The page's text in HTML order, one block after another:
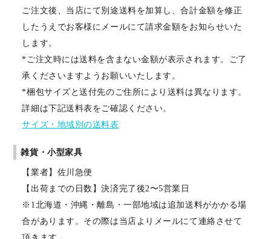
ご注文後、当店にて別途送料を加算し、合計金額を修正
したうえでお客様にメールにて請求金額をお知らせいた
します。
*ご注文時には送料を含まない金額が表示されます。ご了
承くださいますようお願いいたします。
*梱包サイズと送付先のご住所により送料は異なります。
詳細は下記送料表をご確認ください。
サイズ・地域別の送料表
雑貨・小型家具
【業者】佐川急便
【出荷までの日数】決済完了後2〜5営業日
※1北海道・沖縄・離島・一部地域は追加送料がかかる場
合があります。その際は当店よりメールにて連絡させて